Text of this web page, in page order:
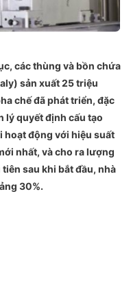
các thùng và bồn chứa
sản xuất 25 triệu
chế đã phát triển, đặc
lý quyết định cấu tạo
hoạt động với hiệu suất
nhất, và cho ra lượng
sau khi bắt đầu, nhà
30%.